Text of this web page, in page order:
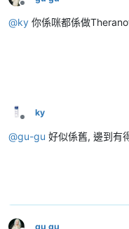
離線
@ky 你係咪都係做
離線
ky
@gu-gu 好似係舊, 邊到有
gu gu